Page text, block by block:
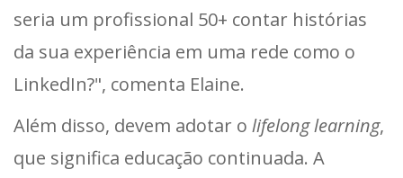
seria um profissional 50+ contar histórias
da sua experiência em uma rede como o
LinkedIn?", comenta Elaine.
Além disso, devem adotar o lifelong learning,
que significa educação continuada. A